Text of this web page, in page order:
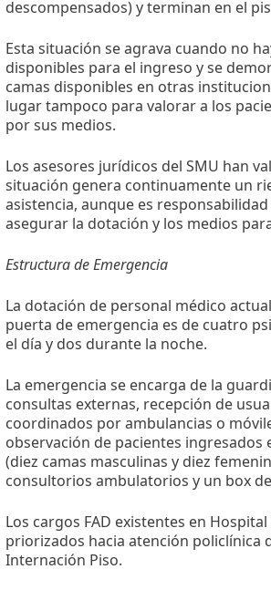
descompensados) y terminan en el
Esta situación se agrava cuando no
disponibles para el ingreso y se
camas disponibles en otras
lugar tampoco para valorar a los
por sus medios.
Los asesores jurídicos del SMU han
situación genera continuamente un
asistencia, aunque es
asegurar la dotación y los medios
Estructura de Emergencia
La dotación de personal médico
puerta de emergencia es de cuatro
el día y dos durante la noche.
La emergencia se encarga de la
consultas externas, recepción de
coordinados por ambulancias o
observación de pacientes ingresados
(diez camas masculinas y diez
consultorios ambulatorios y un box
Los cargos FAD existentes en
priorizados hacia atención policlínica
Internación Piso.